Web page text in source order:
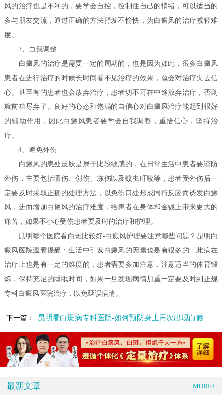
风的治疗也是不利的，要学会自控，控制住自己的情绪，可以适当的
多与朋友交流，通过正确的方法抒发不愉快，为白癜风的治疗减轻难
度。
3、自我调整
白癜风的治疗是需要一定的周期的，也是因为如此，很多白癜风
患者在进行治疗的时候长时间看不见治疗的效果，就会对治疗失去信
心。甚至有的患者也会放弃治疗，患者切不可在中途放弃治疗，否则
就前功尽弃了。良好的心态和饱满的自信心对白癜风治疗能起到很好
的辅助作用，因此白癜风患者要学会自我调整，重拾信心，坚持治
疗。
4、避免外伤
白癜风的患处皮肤是属于比较敏感的，在日常生活中患者要谨防
外伤，主要包括晒伤、创伤、冻伤以及蚊虫叮咬等，患者受外伤后一
定要及时采取正确的处理方法，以免伤口处形成同行反应而诱发白癜
风，进而增加白癜风的治疗难度，给患者在身体和金钱上带来更大的
痛苦，如果不小心受伤患者要及时的治疗和护理。
昆明哪个医院看白斑比较好-白癜风护理要注意哪些问题？昆明白
癜风医院温馨提醒：生活中引发白癜风的因素也是有很多的，此病在
治疗上也是有一定的难度的，患者需要多加注意，注意适当的体育锻
炼，保持充足的睡眠时间，如果一旦发现病情加重一定要及时到正规
专科白癜风医院治疗，以免延误病情。
下一篇： 昆明看白斑病专科医院-如何预防身上再次出现白癜风呢
最新文章 MORE+